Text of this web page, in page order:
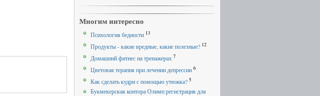
Многим интересно
Психология бедности 13
Продукты - какие вредные, какие полезные? 12
Домашний фитнес на тренажерах 7
Цветовая терапия при лечении депрессии 6
Как сделать кудри с помощью утюжка? 5
Букмекерская контора Олимп регистрация для